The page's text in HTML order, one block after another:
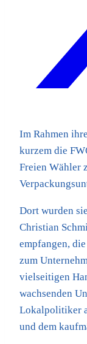
Im Rahmen
kurzem die
Freien Wähler
Dort wurden
Christian
empfangen,
zum
vielseitigen
wachsenden
Lokalpolitiker
und dem